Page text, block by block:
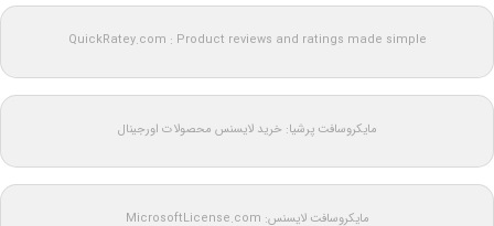
QuickRatey.com : Product reviews and ratings made simple
مایکروسافت پرشیا: خرید لایسنس محصولات اورجینال
مایکروسافت لایسنس: MicrosoftLicense.com